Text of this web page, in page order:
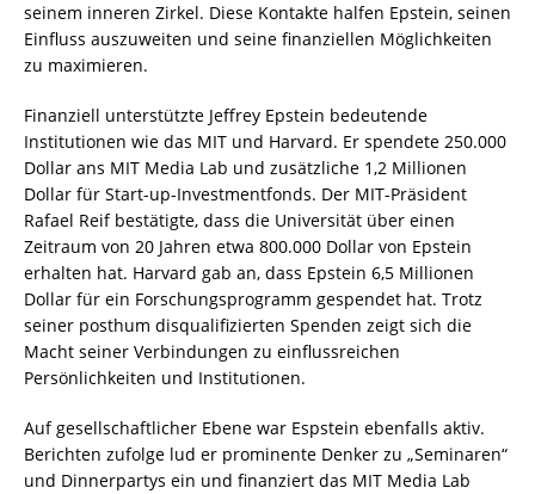
seinem inneren Zirkel. Diese Kontakte halfen Epstein, seinen
Einfluss auszuweiten und seine finanziellen Möglichkeiten
zu maximieren.
Finanziell unterstützte Jeffrey Epstein bedeutende
Institutionen wie das MIT und Harvard. Er spendete 250.000
Dollar ans MIT Media Lab und zusätzliche 1,2 Millionen
Dollar für Start-up-Investmentfonds. Der MIT-Präsident
Rafael Reif bestätigte, dass die Universität über einen
Zeitraum von 20 Jahren etwa 800.000 Dollar von Epstein
erhalten hat. Harvard gab an, dass Epstein 6,5 Millionen
Dollar für ein Forschungsprogramm gespendet hat. Trotz
seiner posthum disqualifizierten Spenden zeigt sich die
Macht seiner Verbindungen zu einflussreichen
Persönlichkeiten und Institutionen.
Auf gesellschaftlicher Ebene war Espstein ebenfalls aktiv.
Berichten zufolge lud er prominente Denker zu „Seminaren“
und Dinnerpartys ein und finanziert das MIT Media Lab